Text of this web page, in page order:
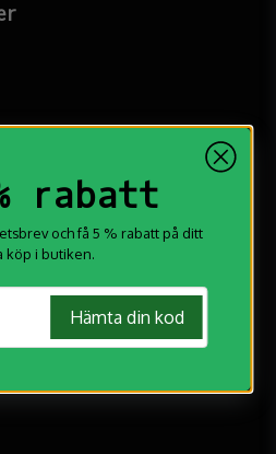
rabatt
och få 5 % rabatt på ditt
köp i butiken.
Hämta din kod